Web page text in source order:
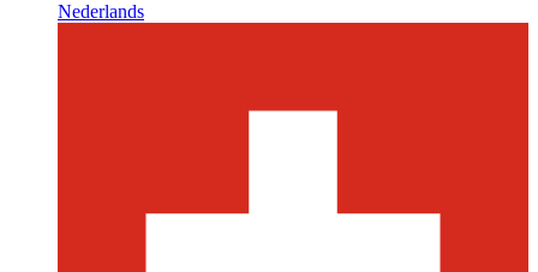
Nederlands